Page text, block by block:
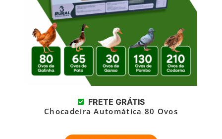
FRETE GRÁTIS
Chocadeira Automática 80 Ovos